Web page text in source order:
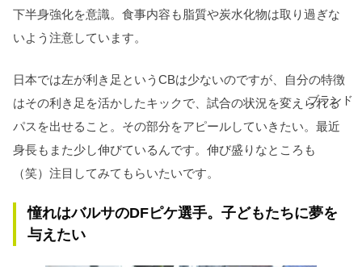
ブランド
下半身強化を意識。食事内容も脂質や炭水化物は取り過ぎな
いよう注意しています。
日本では左が利き足というCBは少ないのですが、自分の特徴
はその利き足を活かしたキックで、試合の状況を変えられる
パスを出せること。その部分をアピールしていきたい。最近
身長もまた少し伸びているんです。伸び盛りなところも
（笑）注目してみてもらいたいです。
憧れはバルサのDFピケ選手。子どもたちに夢を
与えたい